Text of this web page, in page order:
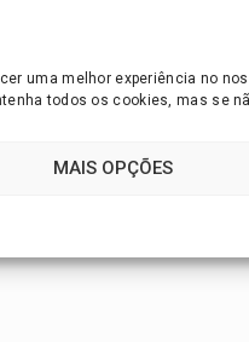
uma melhor experiência no
todos os cookies, mas se
MAIS OPÇÕES